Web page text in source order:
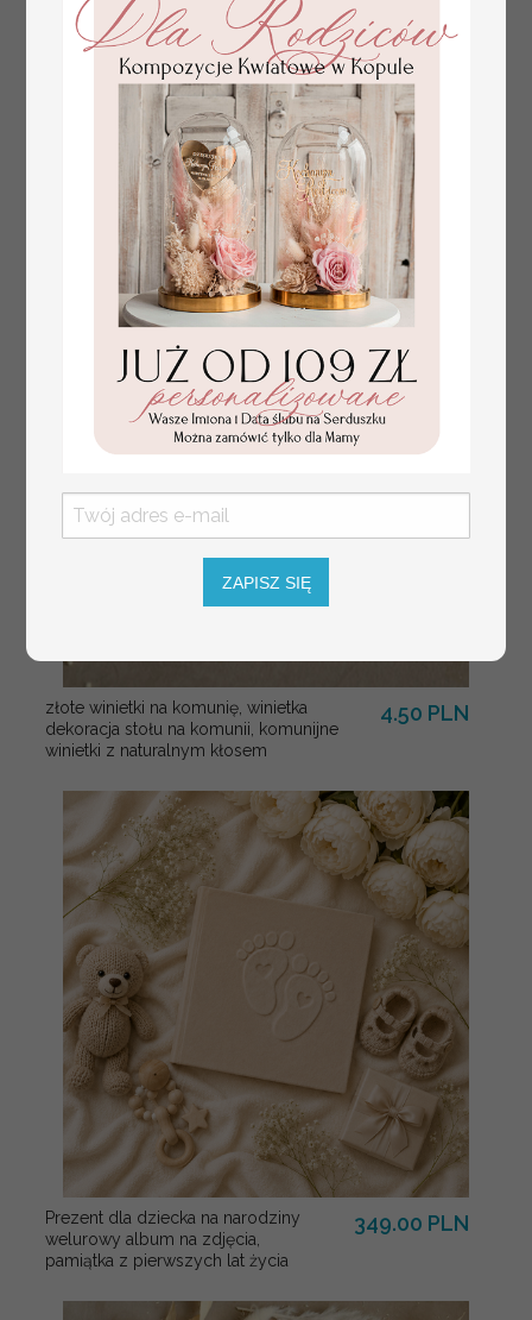
usadzenie gości na
weselu, tablica
informacyjna dla
gości weselnych,
plan stołów na
weselu ze zdjęciem
Pary Młodej, plan
usadzenia gości
weselnych
Promocja:
100 PLN/125.00 PLN
złote winietki na komunię, winietka
dekoracja stołu na komunii, komunijne
winietki z naturalnym kłosem
4.50 PLN
Prezent dla dziecka na narodziny
welurowy album na zdjęcia,
pamiątka z pierwszych lat życia
349.00 PLN
ZAPISZ SIĘ